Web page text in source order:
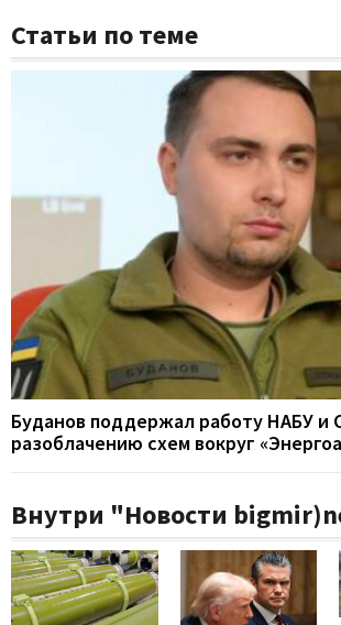
Статьи по теме
Буданов поддержал работу НАБУ и
разоблачению схем вокруг
Внутри "Новости